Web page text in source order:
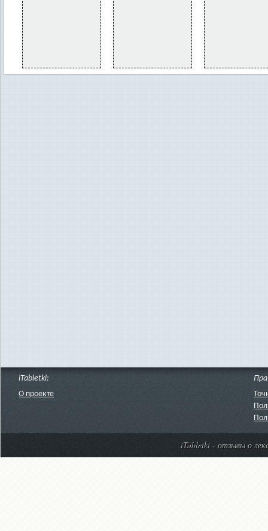
iTabletki:
О проекте
iTabletki - отзывы о